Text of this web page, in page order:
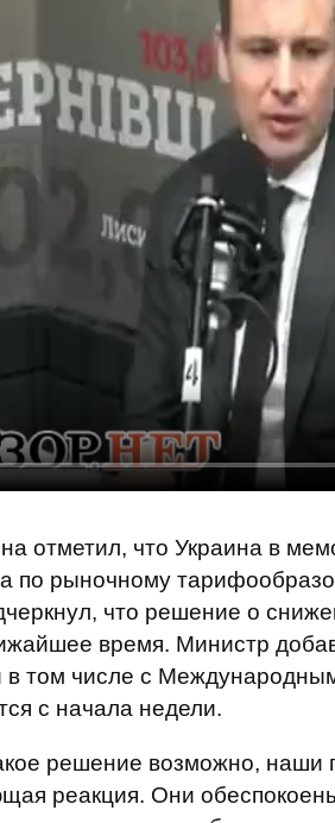
отметил, что Украина в
по рыночному
что решение о
время. Министр
в том числе с
с начала недели.
решение возможно, наши
реакция. Они